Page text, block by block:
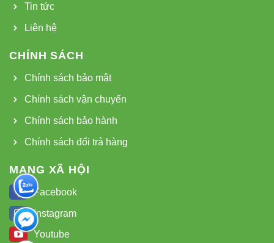
Tin tức
Liên hệ
CHÍNH SÁCH
Chính sách bảo mật
Chính sách vận chuyển
Chính sách bảo hành
Chính sách đổi trả hàng
MẠNG XÃ HỘI
Facebook
Instagram
Youtube